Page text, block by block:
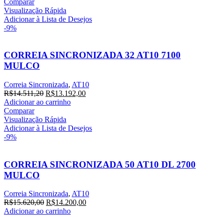
era:
R$42.270,80.R$38.428,00.
Visualização Rápida
Adicionar à Lista de Desejos
-9%
CORREIA SINCRONIZADA 32 AT10 7100
MULCO
Correia Sincronizada, AT10
R$14.511,20 O
preço
era:
R$14.511,20.
R$13.192,00O
R$13.192,00.
Adicionar ao carrinho
Comparar
Visualização Rápida
Adicionar à Lista de Desejos
-9%
CORREIA SINCRONIZADA 50 AT10 DL 2700
MULCO
Correia Sincronizada, AT10
R$15.620,00 O
preço
R$14.200,00O
Adicionar ao carrinho